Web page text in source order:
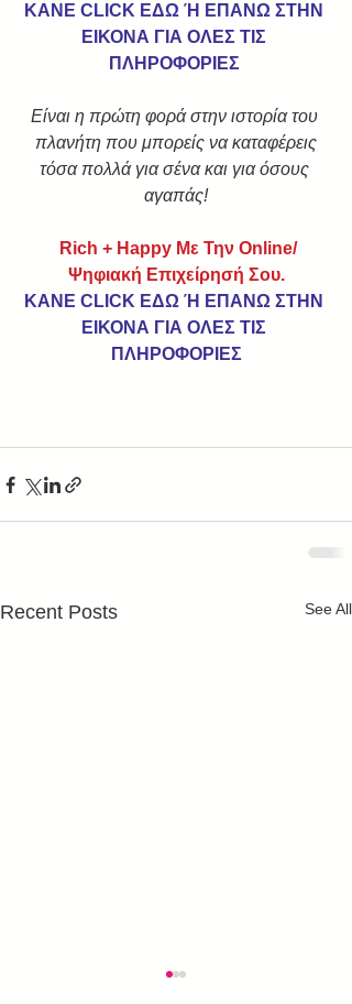
KANE CLICK ΕΔΩ Ή ΕΠΑΝΩ ΣΤΗΝ
ΕΙΚΟΝΑ ΓΙΑ ΟΛΕΣ ΤΙΣ
ΠΛΗΡΟΦΟΡΙΕΣ
Είναι η πρώτη φορά στην ιστορία του
πλανήτη που μπορείς να καταφέρεις
τόσα πολλά για σένα και για όσους
αγαπάς!
Rich + Happy Με Την Online/
Ψηφιακή Επιχείρησή Σου.
KANE CLICK ΕΔΩ Ή ΕΠΑΝΩ ΣΤΗΝ
ΕΙΚΟΝΑ ΓΙΑ ΟΛΕΣ ΤΙΣ
ΠΛΗΡΟΦΟΡΙΕΣ
Recent Posts See All